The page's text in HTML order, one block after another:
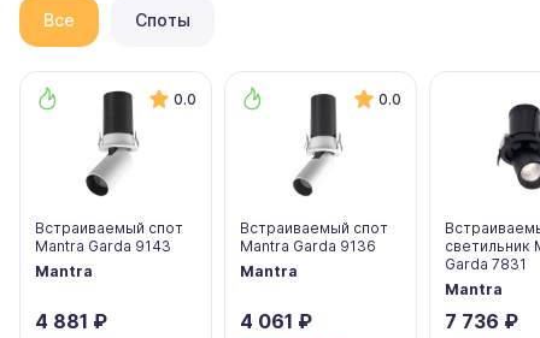
Все Споты
0.0
Встраиваемый спот
Mantra Garda 9143
Mantra
4 881 ₽
0.0
Встраиваемый спот
Mantra Garda 9136
Mantra
4 061 ₽
светильник
Garda 7831
Mantra
7 736 ₽